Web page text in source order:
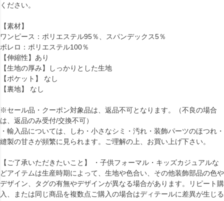
ください。
【素材】
ワンピース：ポリエステル95％、スパンデックス5％
ボレロ：ポリエステル100％
【伸縮性】あり
【生地の厚み】しっかりとした生地
【ポケット】 なし
【裏地】 なし
※セール品・クーポン対象品は、返品不可となります。（不良の場合
は、返品のみ受付/交換不可）
・輸入品については、しわ・小さなシミ・汚れ・装飾パーツのほつれ・
縫製の甘さが頻繁に見られます。ご理解の上、お買い上げ下さい。
【ご了承いただきたいこと】 ・子供フォーマル・キッズカジュアルな
どアイテムは生産時期によって、生地や色合い、その他装飾部品の色や
デザイン、タグの有無やデザインが異なる場合があります。リピート購
入、または同じ商品を複数点ご購入の場合はディテールに差異が生じる